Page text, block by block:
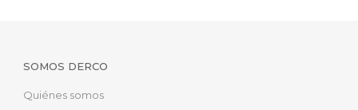
SOMOS DERCO
Quiénes somos